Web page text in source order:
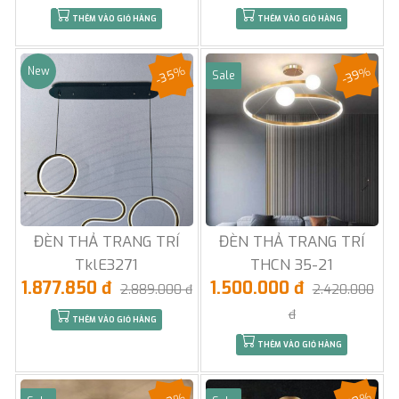
THÊM VÀO GIỎ HÀNG THÊM VÀO GIỎ HÀNG
New
ĐÈN THẢ TRANG TRÍ
TklE3271
-35%
1.877.850 đ 2.889.000 đ
THÊM VÀO GIỎ HÀNG
Sale
ĐÈN THẢ TRANG TRÍ
THCN 35-21
-39%
1.500.000 đ 2.420.000
đ
THÊM VÀO GIỎ HÀNG